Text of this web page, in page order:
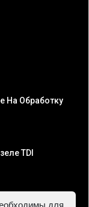
На Обработку
TDI
для